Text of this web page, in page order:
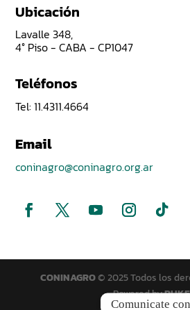
Ubicación
Lavalle 348,
4° Piso - CABA - CP1047
Teléfonos
Tel: 11.4311.4664
Email
coninagro@coninagro.org.ar
CONINAGRO© 2025 Todos los
Powered by
Comunicate